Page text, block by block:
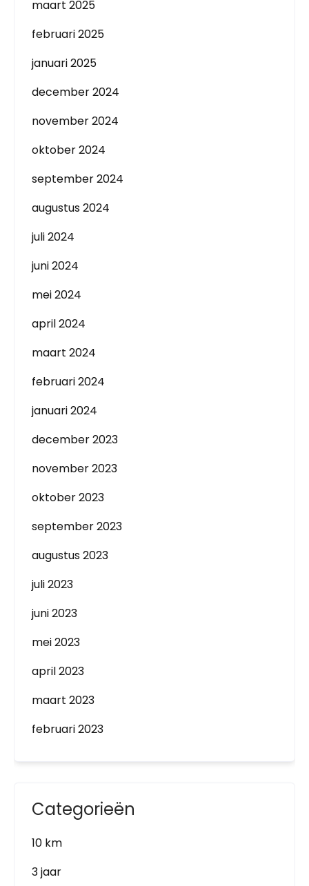
maart 2025
februari 2025
januari 2025
december 2024
november 2024
oktober 2024
september 2024
augustus 2024
juli 2024
juni 2024
mei 2024
april 2024
maart 2024
februari 2024
januari 2024
december 2023
november 2023
oktober 2023
september 2023
augustus 2023
juli 2023
juni 2023
mei 2023
april 2023
maart 2023
februari 2023
Categorieën
10 km
3 jaar